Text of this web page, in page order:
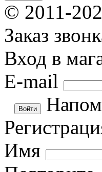
© 2011-
Заказ
Вход в
E-mail
Имя